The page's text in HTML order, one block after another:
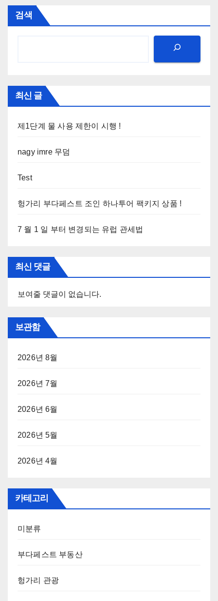
검색
최신 글
제1단계 물 사용 제한이 시행 !
nagy imre 무덤
Test
헝가리 부다페스트 조인 하나투어 팩키지 상품 !
7 월 1 일 부터 변경되는 유럽 관세법
최신 댓글
보여줄 댓글이 없습니다.
보관함
2026년 8월
2026년 7월
2026년 6월
2026년 5월
2026년 4월
카테고리
미분류
부다페스트 부동산
헝가리 관광